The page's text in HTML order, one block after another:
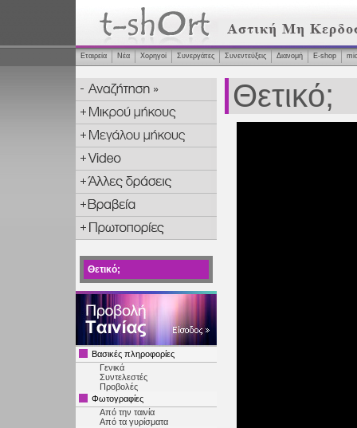
Εταιρεία Νέα Χορηγοί Συνεργάτες Συνεντεύξεις Διανομή Ε-shop
Θετικό;
Βασικές πληροφορίες
Γενικά
Συντελεστές
Προβολές
Φωτογραφίες
Από την ταινία
Από τα γυρίσματα
Θετικό;